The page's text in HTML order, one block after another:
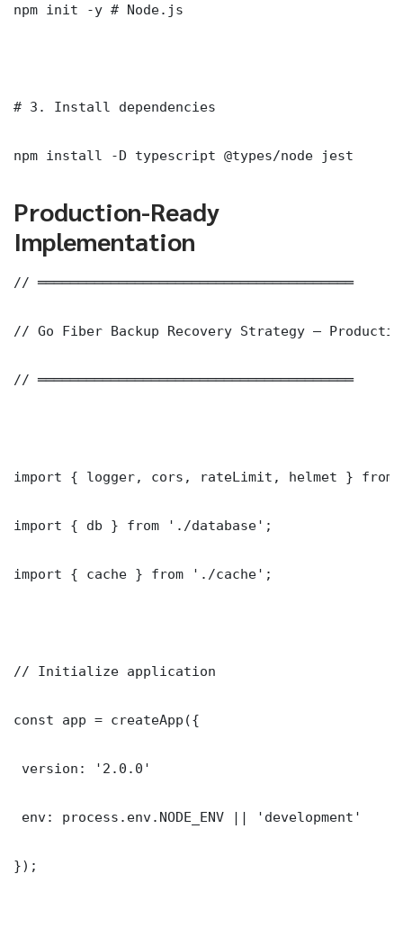
npm init -y # Node.js
# 3. Install dependencies
npm install -D typescript @types/node jest
Production-Ready
Implementation
// ═══════════════════════════════════════
// Go Fiber Backup Recovery Strategy —
// ═══════════════════════════════════════
import { logger, cors, rateLimit, helmet } from
import { db } from './database';
import { cache } from './cache';
// Initialize application
const app = createApp({
version: '2.0.0'
env: process.env.NODE_ENV || 'development'
});